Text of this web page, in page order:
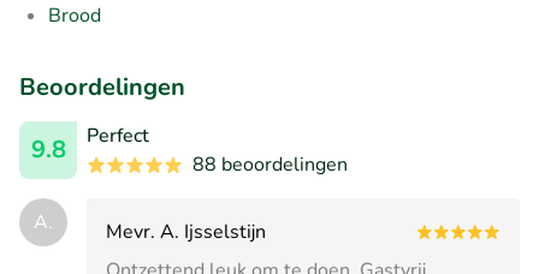
Brood
Beoordelingen
9.8
Perfect
88 beoordelingen
A.
Mevr. A. Ijsselstijn